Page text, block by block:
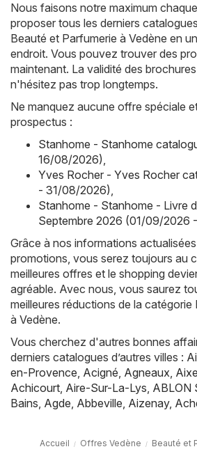
Nous faisons notre maximum
proposer tous les derniers
Beauté et Parfumerie à Vedène en
endroit. Vous pouvez trouver des
maintenant. La validité des
n'hésitez pas trop longtemps.
Ne manquez aucune offre spéciale
prospectus :
Stanhome - Stanhome
16/08/2026),
Yves Rocher - Yves Rocher
- 31/08/2026),
Stanhome - Stanhome - Livre
Septembre 2026 (01/09/2026
Grâce à nos informations
promotions, vous serez toujours au
meilleures offres et le shopping
agréable. Avec nous, vous saurez
meilleures réductions de la catégorie
à Vedène.
Vous cherchez d'autres bonnes
derniers catalogues d’autres villes :
en-Provence, Acigné, Agneaux,
Achicourt, Aire-Sur-La-Lys, ABLON
Bains, Agde, Abbeville, Aizenay,
Accueil Offres Vedène Beauté et